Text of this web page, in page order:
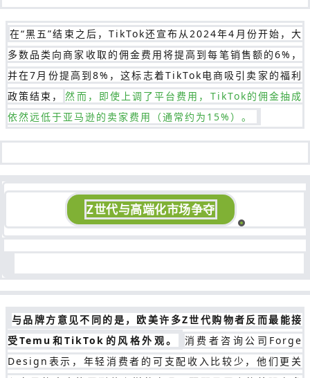
在“黑五”结束之后，TikTok还宣布从2024年4月份开始，大
多数品类向商家收取的佣金费用将提高到每笔销售额的6%，
并在7月份提高到8%，这标志着TikTok电商吸引卖家的福利
政策结束，
然而，即使上调了平台费用，TikTok的佣金抽成
依然远低于亚马逊的卖家费用（通常约为15%）。
Z世代与高端化市场争夺
与品牌方意见不同的是，欧美许多Z世代购物者反而最能接
受Temu和TikTok的风格外观。
消费者咨询公司Forge
Design表示，年轻消费者的可支配收入比较少，他们更关